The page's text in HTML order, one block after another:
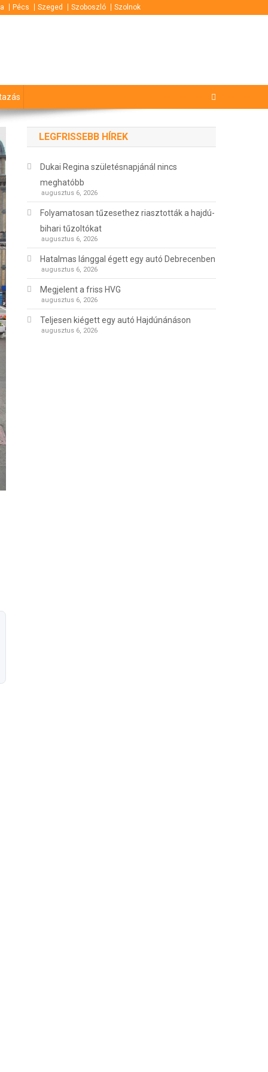
Pécs Szeged Szoboszló Szolnok
LEGFRISSEBB HÍREK
Dukai Regina születésnapjánál nincs
meghatóbb
augusztus 6, 2026
Folyamatosan tűzesethez riasztották a hajdú-
bihari tűzoltókat
augusztus 6, 2026
Hatalmas lánggal égett egy autó Debrecenben
augusztus 6, 2026
Megjelent a friss HVG
augusztus 6, 2026
Teljesen kiégett egy autó Hajdúnánáson
augusztus 6, 2026